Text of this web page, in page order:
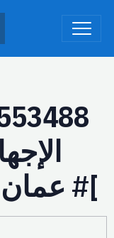
عمان √ الكويت √ قطر #[